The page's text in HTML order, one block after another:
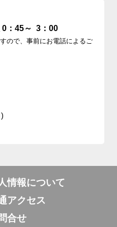
0：45～ 3：00
ので、事前にお電話によるご
情報について
アクセス
合せ